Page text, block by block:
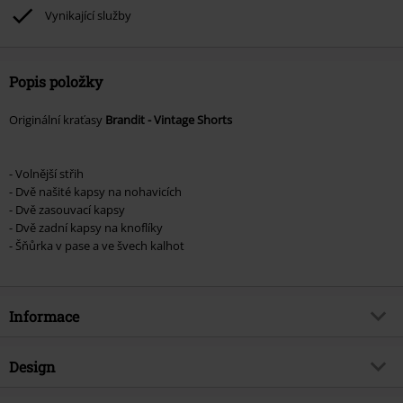
podpoříte nadaci.
Vynikající služby
Popis položky
Originální kraťasy Brandit - Vintage Shorts
- Volnější střih
- Dvě našité kapsy na nohavicích
- Dvě zasouvací kapsy
- Dvě zadní kapsy na knoflíky
- Šňůrka v pase a ve švech kalhot
Informace
Zboží č.
Design